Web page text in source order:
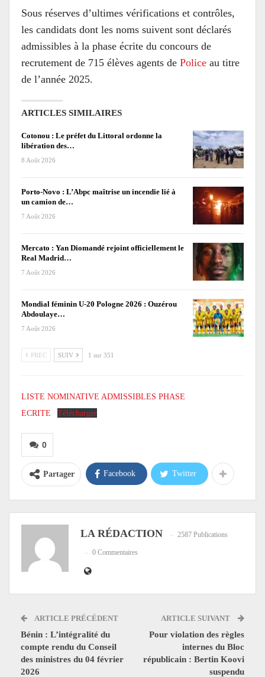
Sous réserves d’ultimes vérifications et contrôles,
les candidats dont les noms suivent sont déclarés
admissibles à la phase écrite du concours de
recrutement de 715 élèves agents de Police au titre
de l’année 2025.
ARTICLES SIMILAIRES
Cotonou : Le préfet du Littoral ordonne la
libération des…
8 Août 2026
Porto-Novo : L’Abpc maîtrise un incendie lié à
un camion de…
7 Août 2026
Mercato : Yan Diomandé rejoint officiellement le
Real Madrid…
7 Août 2026
Mondial féminin U-20 Pologne 2026 : Ouzérou
Abdoulaye…
7 Août 2026
PREC SUIV 1 sur 351
LISTE NOMINATIVE ADMISSIBLES PHASE
ECRITE
Télécharger
0
Partager Facebook Twitter
LA RÉDACTION 2587 Publications
0 Commentaires
ARTICLE PRÉCÉDENT
Bénin : L’intégralité du
compte rendu du Conseil
des ministres du 04 février
2026
ARTICLE SUIVANT
Pour violation des règles
internes du Bloc
républicain : Bertin Koovi
suspendu